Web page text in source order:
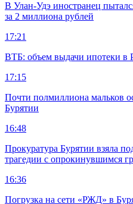
В Улан-Удэ иностранец
за 2 миллиона рублей
17:21
ВТБ: объем выдачи ипотеки в
17:15
Почти полмиллиона мальков
Бурятии
16:48
Прокуратура Бурятии взяла
трагедии с опрокинувшимся
16:36
Погрузка на сети «РЖД» в